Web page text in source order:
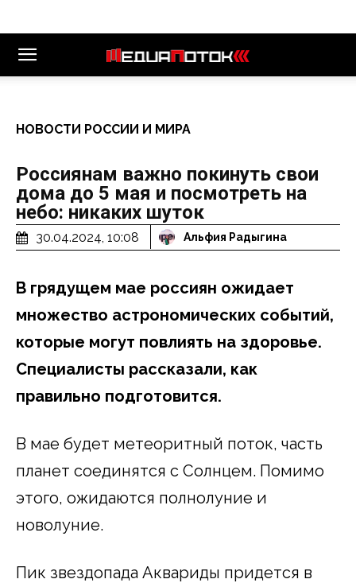
НОВОСТИ РОССИИ И МИРА
Россиянам важно покинуть свои
дома до 5 мая и посмотреть на
небо: никаких шуток
30.04.2024, 10:08 Альфия Радыгина
В грядущем мае россиян ожидает
множество астрономических событий,
которые могут повлиять на здоровье.
Специалисты рассказали, как
правильно подготовится.
В мае будет метеоритный поток, часть
планет соединятся с Солнцем. Помимо
этого, ожидаются полнолуние и
новолуние.
Пик звездопада Аквариды придется в